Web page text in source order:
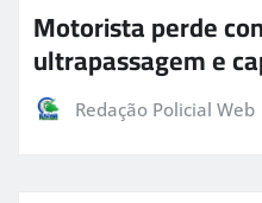
Motorista perde
ultrapassagem e
Redação Policial Web